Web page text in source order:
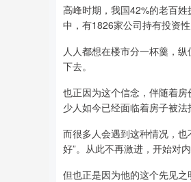
高峰时期，我国42%的老百
中，有1826家公司持有投资
人人都想在楼市分一杯羹，
下去。
也正因为这个信念，伴随着
少人如今已经面临着房子被法
而很多人会遇到这种情况，
好”。从此不再激进，开始对
但也正是因为他的这个先见之